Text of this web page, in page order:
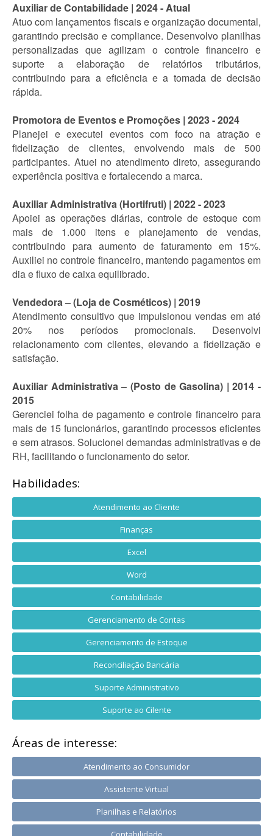
Auxiliar de Contabilidade | 2024 - Atual
Atuo com lançamentos fiscais e organização documental,
garantindo precisão e compliance. Desenvolvo planilhas
personalizadas que agilizam o controle financeiro e
suporte a elaboração de relatórios tributários,
contribuindo para a eficiência e a tomada de decisão
rápida.
Promotora de Eventos e Promoções | 2023 - 2024
Planejei e executei eventos com foco na atração e
fidelização de clientes, envolvendo mais de 500
participantes. Atuei no atendimento direto, assegurando
experiência positiva e fortalecendo a marca.
Auxiliar Administrativa (Hortifruti) | 2022 - 2023
Apoiei as operações diárias, controle de estoque com
mais de 1.000 itens e planejamento de vendas,
contribuindo para aumento de faturamento em 15%.
Auxiliei no controle financeiro, mantendo pagamentos em
dia e fluxo de caixa equilibrado.
Vendedora – (Loja de Cosméticos) | 2019
Atendimento consultivo que impulsionou vendas em até
20% nos períodos promocionais. Desenvolvi
relacionamento com clientes, elevando a fidelização e
satisfação.
Auxiliar Administrativa – (Posto de Gasolina) | 2014 -
2015
Gerenciei folha de pagamento e controle financeiro para
mais de 15 funcionários, garantindo processos eficientes
e sem atrasos. Solucionei demandas administrativas e de
RH, facilitando o funcionamento do setor.
Habilidades:
Atendimento ao Cliente
Finanças
Excel
Word
Contabilidade
Gerenciamento de Contas
Gerenciamento de Estoque
Reconciliação Bancária
Suporte Administrativo
Suporte ao Cilente
Áreas de interesse:
Atendimento ao Consumidor
Assistente Virtual
Planilhas e Relatórios